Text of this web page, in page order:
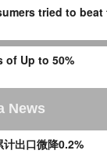
tried to beat
of Up to 50%
News
出口微降0.2%